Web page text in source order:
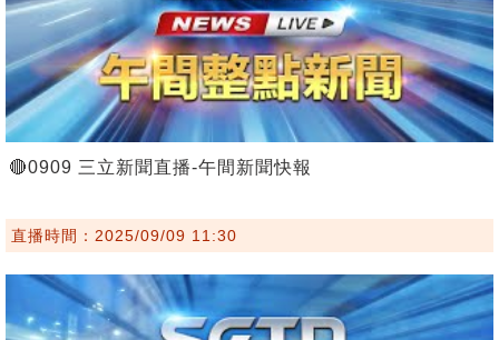
🔴0909 三立新聞直播-午間新聞快報
直播時間：2025/09/09 11:30